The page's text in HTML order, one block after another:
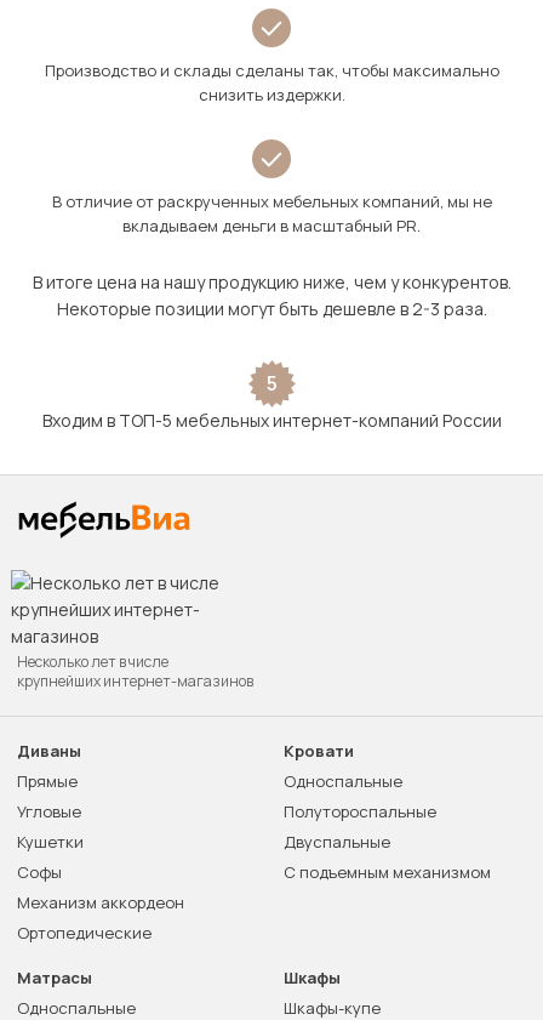
Производство и склады сделаны так, чтобы максимально
снизить издержки.
В отличие от раскрученных мебельных компаний, мы не
вкладываем деньги в масштабный PR.
В итоге цена на нашу продукцию ниже, чем у конкурентов.
Некоторые позиции могут быть дешевле в 2-3 раза.
5
Входим в ТОП-5 мебельных интернет-компаний России
Несколько лет в числе
крупнейших интернет-магазинов
Диваны
Прямые
Угловые
Кушетки
Софы
Механизм аккордеон
Ортопедические
Кровати
Односпальные
Полутороспальные
Двуспальные
С подъемным механизмом
Матрасы
Односпальные
Шкафы
Шкафы-купе